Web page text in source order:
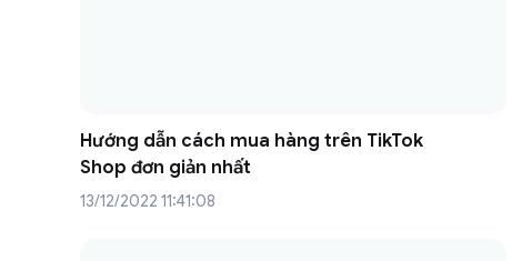
Hướng dẫn cách mua hàng trên TikTok
Shop đơn giản nhất
13/12/2022 11:41:08